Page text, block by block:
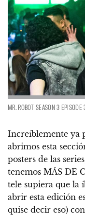
MR. ROBOT SEASON 3
Increíblemente ya
abrimos esta
posters de las
tenemos MÁS DE
tele supiera que la
abrir esta edición
quise decir eso)